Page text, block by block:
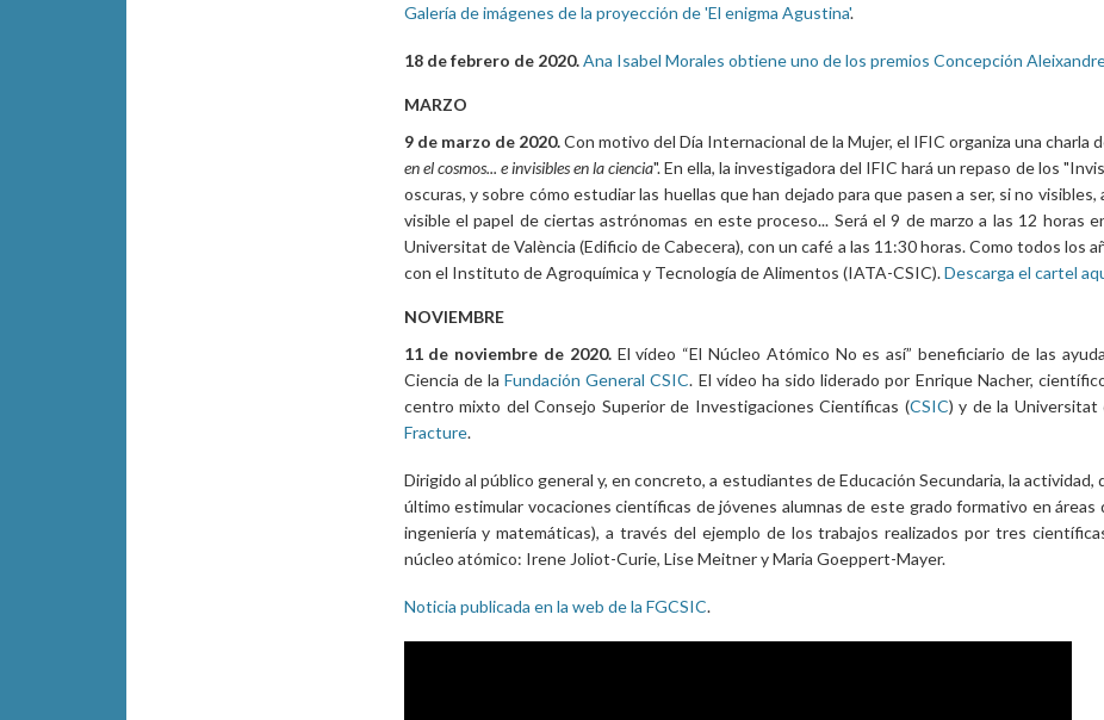
Galería de imágenes de la proyección de 'El enigma Agustina'.
18 de febrero de 2020.Ana Isabel Morales obtiene uno de los premios Concepción
MARZO
9 de marzo de 2020.Con motivo del Día Internacional de la Mujer, el IFIC organiza una charla
en el cosmos... e invisibles en la ciencia". En ella, la investigadora del IFIC hará un repaso de los
oscuras, y sobre cómo estudiar las huellas que han dejado para que pasen a ser, si no
visible el papel de ciertas astrónomas en este proceso... Será el 9 de marzo a las 12 horas
Universitat de València (Edificio de Cabecera), con un café a las 11:30 horas. Como todos los
con el Instituto de Agroquímica y Tecnología de Alimentos (IATA-CSIC).Descarga el cartel
NOVIEMBRE
11 de noviembre de 2020.El vídeo “El Núcleo Atómico No es así” beneficiario de las
Ciencia de laFundación General CSIC. El vídeo ha sido liderado por Enrique Nacher,
centro mixto del Consejo Superior de Investigaciones Científicas (CSIC) y de la Universitat
Fracture.
Dirigido al público general y, en concreto, a estudiantes de Educación Secundaria, la
último estimular vocaciones científicas de jóvenes alumnas de este grado formativo en
ingeniería y matemáticas), a través del ejemplo de los trabajos realizados por tres
núcleo atómico: Irene Joliot-Curie, Lise Meitner y Maria Goeppert-Mayer.
Noticia publicada en la web de la FGCSIC.